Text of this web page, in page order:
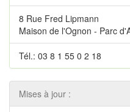
8 Rue Fred Lipmann
Maison de l'Ognon - Parc
Tél.: 03 8 1 55 0 2 18
Mises à jour :